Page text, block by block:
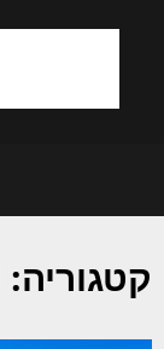
קטגוריה: